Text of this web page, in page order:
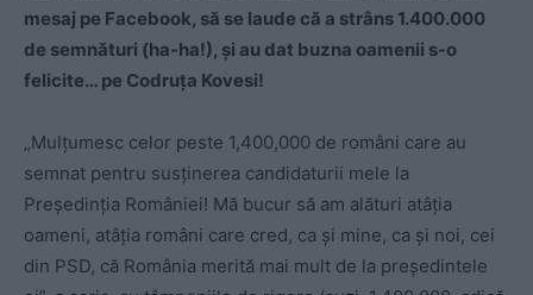
mesaj pe Facebook, să se laude că a strâns 1.400.000
de semnături (ha-ha!), și au dat buzna oamenii s-o
felicite… pe Codruța Kovesi!
„Mulțumesc celor peste 1,400,000 de români care au
semnat pentru susținerea candidaturii mele la
Președinția României! Mă bucur să am alături atâția
oameni, atâția români care cred, ca și mine, ca și noi, cei
din PSD, că România merită mai mult de la președintele